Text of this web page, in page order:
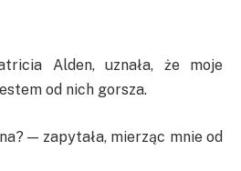
Alden, uznała, że moje
od nich gorsza.
— zapytała, mierząc mnie od